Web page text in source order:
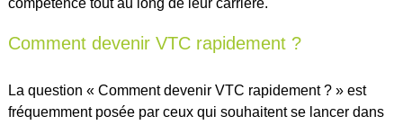
compétence tout au long de leur carrière.
Comment devenir VTC rapidement ?
La question « Comment devenir VTC rapidement ? » est
fréquemment posée par ceux qui souhaitent se lancer dans